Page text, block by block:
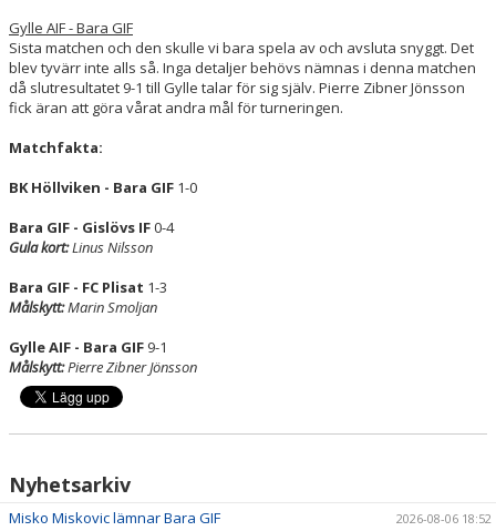
Gylle AIF - Bara GIF
Sista matchen och den skulle vi bara spela av och avsluta snyggt. Det
blev tyvärr inte alls så. Inga detaljer behövs nämnas i denna matchen
då slutresultatet 9-1 till Gylle talar för sig själv. Pierre Zibner Jönsson
fick äran att göra vårat andra mål för turneringen.
Matchfakta:
BK Höllviken - Bara GIF 1-0
Bara GIF - Gislövs IF0-4
Gula kort:Linus Nilsson
Bara GIF - FC Plisat 1-3
Målskytt:Marin Smoljan
Gylle AIF - Bara GIF 9-1
Målskytt:Pierre Zibner Jönsson
Nyhetsarkiv
Misko Miskovic lämnar Bara GIF 2026-08-06 18:52